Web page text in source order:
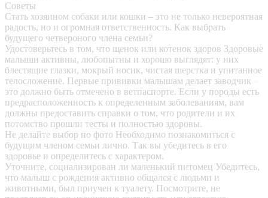
Советы
Стать хозяином собаки или кошки – это не только невероятная
радость, но и огромная ответственность. Как выбрать
будущего четвероного члена семьи?
Удостоверьтесь в том, что щенок или котенок здоров Здоровые
малыши активны, любопытны и хорошо выглядят: у них
блестящие глазки, мокрый носик, чистая шерстка и упитанное
телосложение. Первые прививки малышам делает заводчик –
это должно быть отмечено в ветпаспорте. Если у породы есть
предрасположенность к определенным заболеваниям, вам
должны предоставить справки о том, что родители и их
потомство прошли тесты и полностью здоровы.
Не делайте выбор по фото Необходимо познакомиться с
будущим членом семьи лично. Так вы убедитесь в его
здоровье и определитесь с характером.
Уточните, социализирован ли маленький питомец Убедитесь,
что малыш с рождения активно общался с людьми и
животными, был приучен к туалету. Посмотрите, не